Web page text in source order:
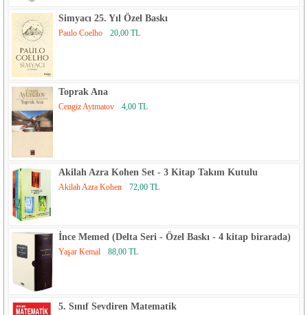
Simyacı 25. Yıl Özel Baskı
Paulo Coelho 20,00 TL
Toprak Ana
Cengiz Aytmatov 4,00 TL
Akilah Azra Kohen Set - 3 Kitap Takım Kutulu
Akilah Azra Kohen 72,00 TL
İnce Memed (Delta Seri - Özel Baskı - 4 kitap birarada)
Yaşar Kemal 88,00 TL
5. Sınıf Sevdiren Matematik